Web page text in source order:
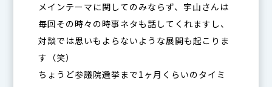
メインテーマに関してのみならず、宇山さんは
毎回その時々の時事ネタも話してくれますし、
対談では思いもよらないような展開も起こりま
す（笑）
ちょうど参議院選挙まで1ヶ月くらいのタイミ